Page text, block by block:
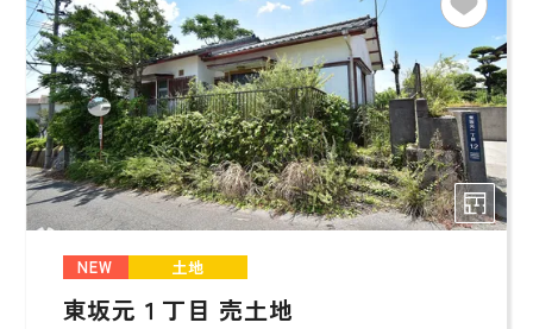
NEW 土地
東坂元１丁目 売土地